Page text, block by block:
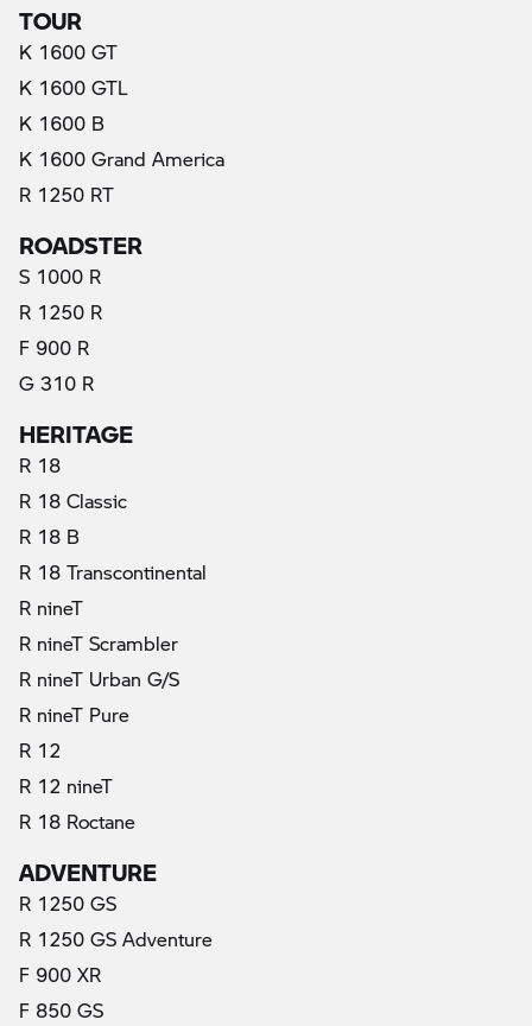
TOUR
K 1600 GT
K 1600 GTL
K 1600 B
K 1600 Grand America
R 1250 RT
ROADSTER
S 1000 R
R 1250 R
F 900 R
G 310 R
HERITAGE
R 18
R 18 Classic
R 18 B
R 18 Transcontinental
R nineT
R nineT Scrambler
R nineT Urban G/S
R nineT Pure
R 12
R 12 nineT
R 18 Roctane
ADVENTURE
R 1250 GS
R 1250 GS Adventure
F 900 XR
F 850 GS